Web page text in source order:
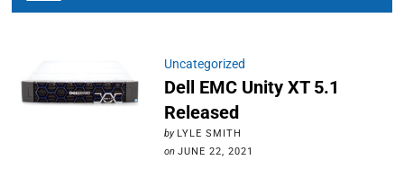
Uncategorized
Dell EMC Unity XT 5.1
Released
by LYLE SMITH
on JUNE 22, 2021